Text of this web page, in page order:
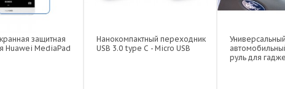
защитная
Huawei MediaPad
Нанокомпактный переходник
USB 3.0 type C - Micro USB
Универсальный
руль для